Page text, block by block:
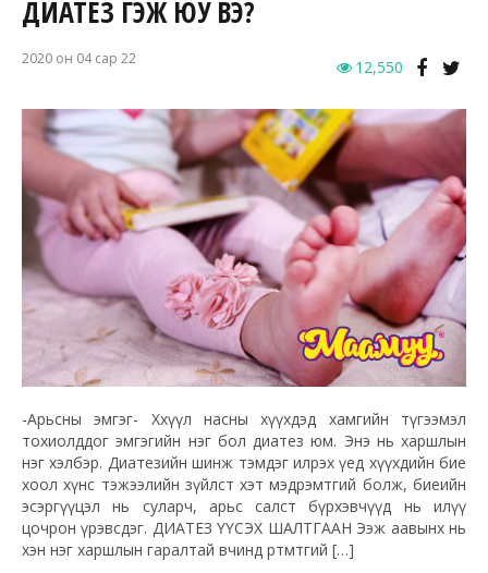
ДИАТЕЗ ГЭЖ ЮУ ВЭ?
2020 он 04 сар 22 12,550
-Арьсны эмгэг- Хөхүүл насны хүүхдэд хамгийн түгээмэл
тохиолддог эмгэгийн нэг бол диатез юм. Энэ нь харшлын
нэг хэлбэр. Диатезийн шинж тэмдэг илрэх үед хүүхдийн бие
хоол хүнс тэжээлийн зүйлст хэт мэдрэмтгий болж, биеийн
эсэргүүцэл нь суларч, арьс салст бүрхэвчүүд нь илүү
цочрон үрэвсдэг. ДИАТЕЗ ҮҮСЭХ ШАЛТГААН Ээж аавынх нь
хэн нэг харшлын гаралтай өвчинд өртөмтгий […]